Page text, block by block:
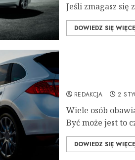
Jeśli zmagasz się
DOWIEDZ SIĘ
REDAKCJA 2
Wiele osób
Być może jest to
DOWIEDZ SIĘ